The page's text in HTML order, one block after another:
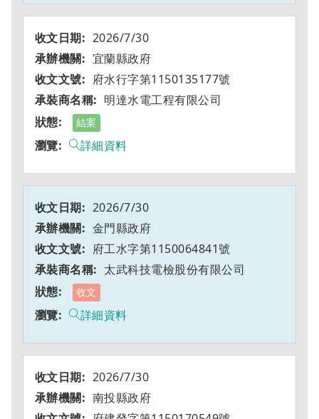
2026/7/30
宜蘭縣政府
府水行字第1150135177號
明達水電工程有限公司
結案
詳細資料
2026/7/30
金門縣政府
府工水字第1150064841號
太武科技電檢股份有限公司
收文
詳細資料
2026/7/30
南投縣政府